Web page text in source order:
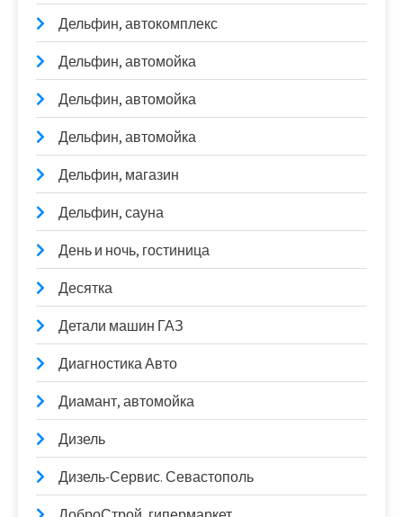
Дельфин, автокомплекс
Дельфин, автомойка
Дельфин, автомойка
Дельфин, автомойка
Дельфин, магазин
Дельфин, сауна
День и ночь, гостиница
Десятка
Детали машин ГАЗ
Диагностика Авто
Диамант, автомойка
Дизель
Дизель-Сервис. Севастополь